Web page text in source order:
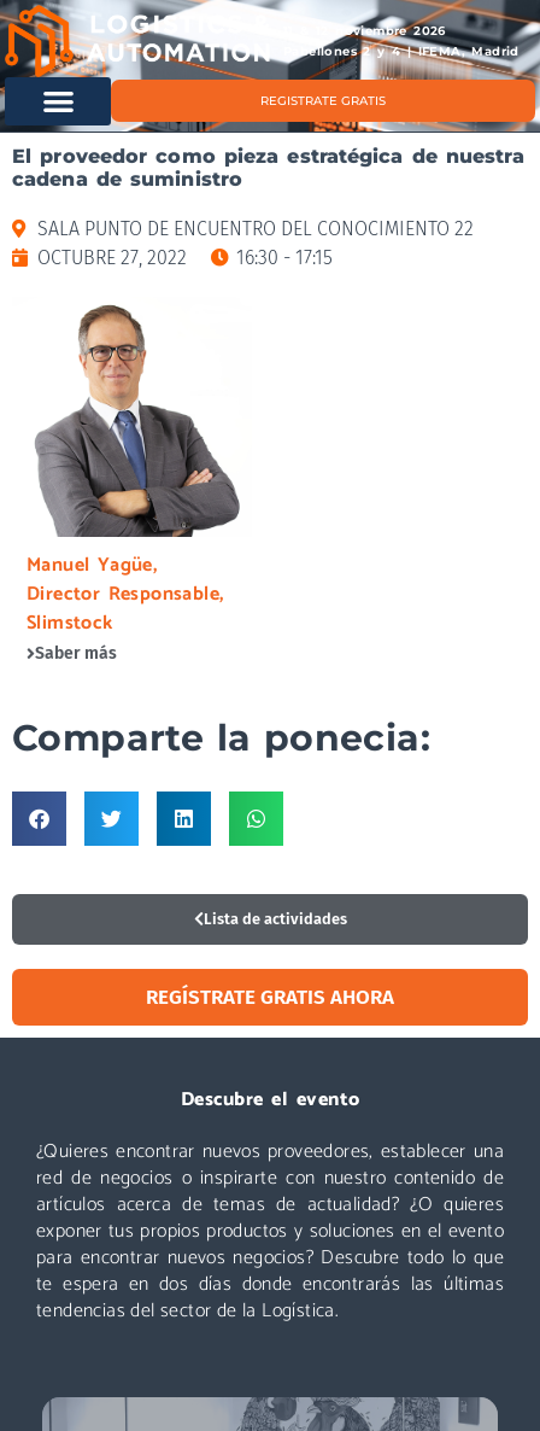
11 & 12 noviembre 2026
Pabellones 2 y 4 | IFEMA, Madrid
REGISTRATE GRATIS
El proveedor como pieza estratégica de nuestra
cadena de suministro
SALA PUNTO DE ENCUENTRO DEL CONOCIMIENTO 22
OCTUBRE 27, 2022
16:30 - 17:15
Manuel Yagüe,
Director Responsable,
Slimstock
Saber más
Comparte la ponecia:
Lista de actividades
REGÍSTRATE GRATIS AHORA
Descubre el evento
¿Quieres encontrar nuevos proveedores, establecer una
red de negocios o inspirarte con nuestro contenido de
artículos acerca de temas de actualidad? ¿O quieres
exponer tus propios productos y soluciones en el evento
para encontrar nuevos negocios? Descubre todo lo que
te espera en dos días donde encontrarás las últimas
tendencias del sector de la Logística.
Visitar
Un evento que no puedes perderte: miles de profesionales
acuden cada año a Logistics & Automation, no te quedes
fuera. ¡Conoce nuevos proveedores, descubre todas las áreas
y asiste a las mejores conferencias!
Descubre más